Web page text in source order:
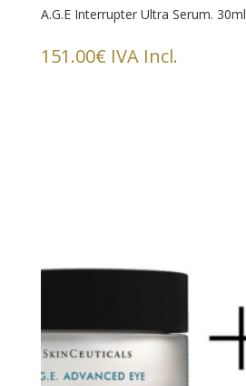
A.G.E Interrupter Ultra Serum. 30ml
151.00€ IVA Incl.